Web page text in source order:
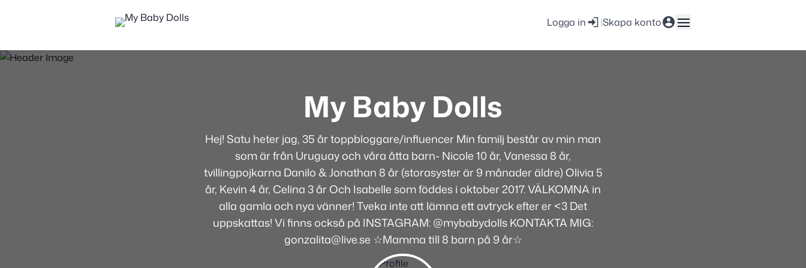
Logga in |Skapa konto
My Baby Dolls
Hej! Satu heter jag, 35 år toppbloggare/influencer Min familj består av min man
som är från Uruguay och våra åtta barn- Nicole 10 år, Vanessa 8 år,
tvillingpojkarna Danilo & Jonathan 8 år (storasyster är 9 månader äldre) Olivia 5
år, Kevin 4 år, Celina 3 år Och Isabelle som föddes i oktober 2017. VÄLKOMNA in
alla gamla och nya vänner! Tveka inte att lämna ett avtryck efter er <3 Det
uppskattas! Vi finns också på INSTAGRAM: @mybabydolls KONTAKTA MIG:
gonzalita@live.se ☆Mamma till 8 barn på 9 år☆